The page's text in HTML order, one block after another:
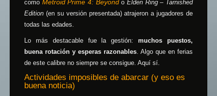
como Metroid Prime 4: BeyondoElden Ring – Tarnished
Edition (en su versión presentada) atrajeron a jugadores de
todas las edades.
Lo más destacable fue la gestión:muchos puestos,
buena rotación y esperas razonables. Algo que en ferias
de este calibre no siempre se consigue. Aquí sí.
Actividades imposibles de abarcar (y eso es
buena noticia)